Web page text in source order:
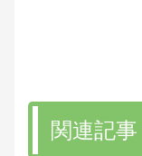
関連記事